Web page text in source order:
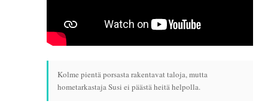
Kolme pientä porsasta rakentavat taloja, mutta
hometarkastaja Susi ei päästä heitä helpolla.